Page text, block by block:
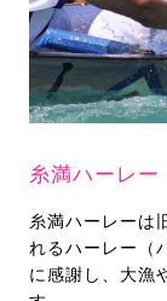
糸満ハーレー
糸満ハーレーは
れるハーレー（
に感謝し、大漁